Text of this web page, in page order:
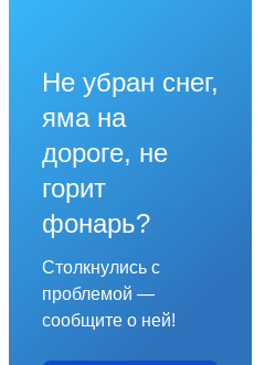
Не убран снег,
яма на
дороге, не
горит
фонарь?
Столкнулись с
проблемой —
сообщите о ней!